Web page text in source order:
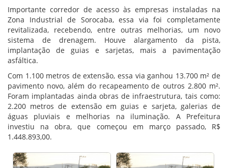
Importante corredor de acesso às empresas instaladas na
Zona Industrial de Sorocaba, essa via foi completamente
revitalizada, recebendo, entre outras melhorias, um novo
sistema de drenagem. Houve alargamento da pista,
implantação de guias e sarjetas, mais a pavimentação
asfáltica.
Com 1.100 metros de extensão, essa via ganhou 13.700 m² de
pavimento novo, além do recapeamento de outros 2.800 m².
Foram implantadas ainda obras de infraestrutura, tais como:
2.200 metros de extensão em guias e sarjeta, galerias de
águas pluviais e melhorias na iluminação. A Prefeitura
investiu na obra, que começou em março passado, R$
1.448.893,00.